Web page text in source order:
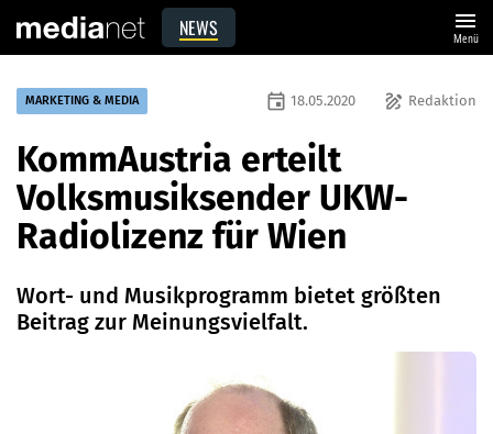
NEWS menu
Menü
MARKETING & MEDIA draw Redaktion
event 18.05.2020
KommAustria erteilt
Volksmusiksender UKW-
Radiolizenz für Wien
Wort- und Musikprogramm bietet größten
Beitrag zur Meinungsvielfalt.